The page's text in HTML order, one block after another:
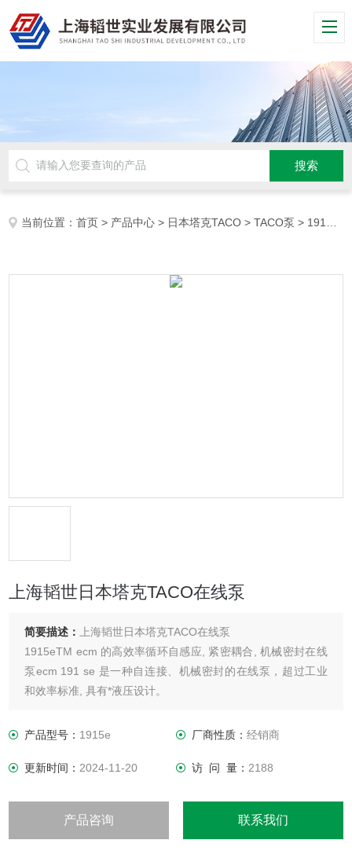
当前位置：首页 > 产品中心 > 日本塔克TACO >TACO泵 > 1915e上海韬世日本塔克TACO在线泵
上海韬世日本塔克TACO在线泵
简要描述： 上海韬世日本塔克TACO在线泵
1915eTM ecm 的高效率循环自感应, 紧密耦合, 机械密封在线
泵ecm 191 se 是一种自连接、机械密封的在线泵，超过工业
和效率标准, 具有*液压设计。
产品型号： 1915e 厂商性质： 经销商
更新时间：2024-11-20 访 问 量： 2188
产品咨询 联系我们